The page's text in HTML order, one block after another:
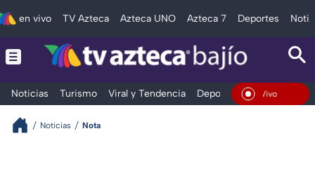
en vivo TV Azteca Azteca UNO Azteca 7 Deportes
Noticias Turismo Viral y Tendencia Deportes Espectáculos
En Vivo
Noticias Nota